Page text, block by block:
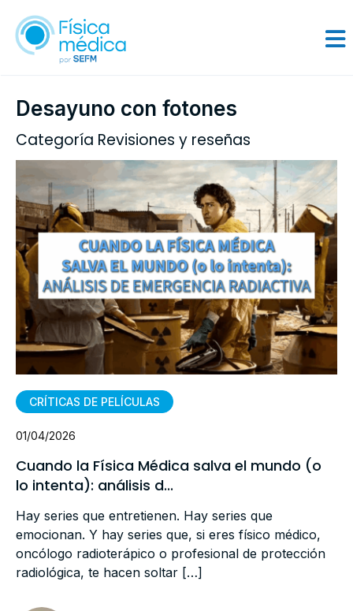
Desayuno con fotones
Categoría Revisiones y reseñas
CRÍTICAS DE PELÍCULAS
01/04/2026
Cuando la Física Médica salva el mundo (o
lo intenta): análisis d...
Hay series que entretienen. Hay series que
emocionan. Y hay series que, si eres físico médico,
oncólogo radioterápico o profesional de protección
radiológica, te hacen soltar […]